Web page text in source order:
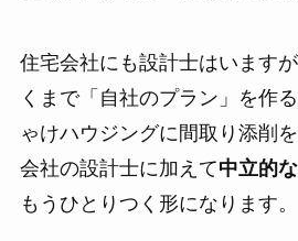
住宅会社にも設計士はいます
くまで「自社のプラン」を作
ゃけハウジングに間取り添削
会社の設計士に加えて中立的
もうひとりつく形になります。